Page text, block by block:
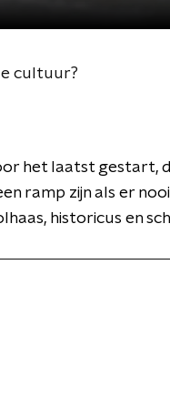
cultuur?
het laatst gestart,
ramp zijn als er
historicus en